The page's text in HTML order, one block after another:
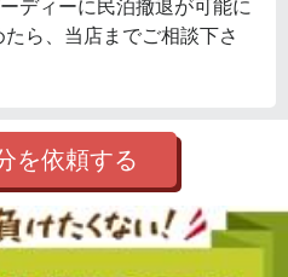
ディーに民泊撤退が可能に
ら、当店までご相談下さ
を依頼する